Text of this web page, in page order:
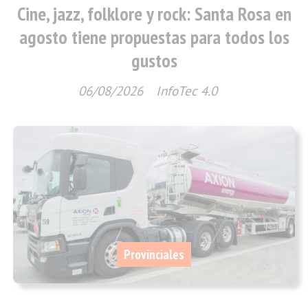
Cine, jazz, folklore y rock: Santa Rosa en
agosto tiene propuestas para todos los
gustos
InfoTec 4.0
06/08/2026
Provinciales